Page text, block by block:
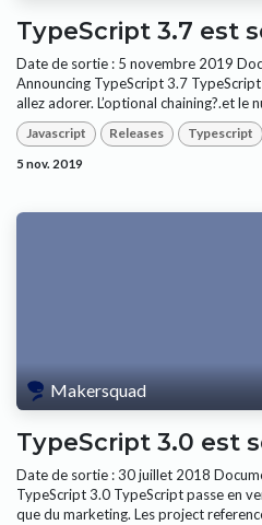
TypeScript 3.7 est
Date de sortie : 5 novembre 2019
Announcing TypeScript 3.7
allez adorer. L’optional chaining?.et le
Javascript Releases Typescript
5 nov. 2019
Makersquad
TypeScript 3.0 est
Date de sortie : 30 juillet 2018
TypeScript 3.0 TypeScript passe en
que du marketing. Les project